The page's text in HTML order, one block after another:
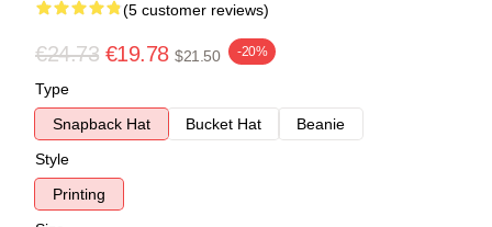
(5 customer reviews)
€24.73 €19.78 $21.50 -20%
Type
Snapback Hat
Bucket Hat
Beanie
Style
Printing